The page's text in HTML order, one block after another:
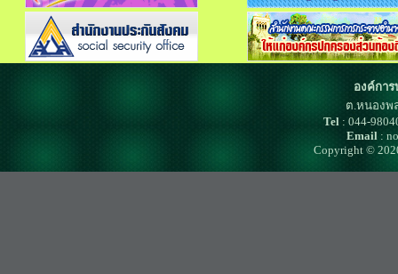
องค์กา
ต.หนองพ
Tel: 044-
Email :
Copyright ©